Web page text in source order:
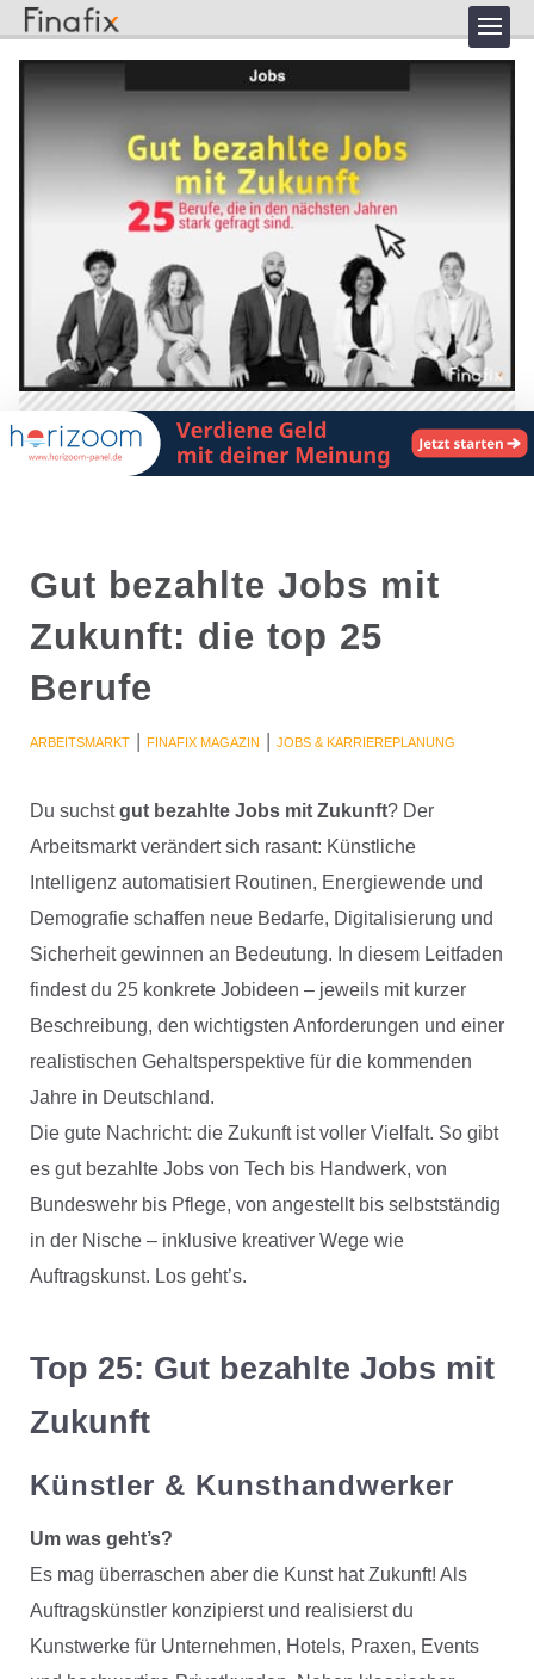
Gut bezahlte Jobs mit
Zukunft: die top 25
Berufe
ARBEITSMARKT| FINAFIX MAGAZIN | JOBS & KARRIEREPLANUNG
Du suchstgut bezahlte Jobs mit Zukunft? Der
Arbeitsmarkt verändert sich rasant: Künstliche
Intelligenz automatisiert Routinen, Energiewende und
Demografie schaffen neue Bedarfe, Digitalisierung und
Sicherheit gewinnen an Bedeutung. In diesem Leitfaden
findest du 25 konkrete Jobideen – jeweils mit kurzer
Beschreibung, den wichtigsten Anforderungen und einer
realistischen Gehaltsperspektive für die kommenden
Jahre in Deutschland.
Die gute Nachricht: die Zukunft ist voller Vielfalt. So gibt
es gut bezahlte Jobs von Tech bis Handwerk, von
Bundeswehr bis Pflege, von angestellt bis selbstständig
in der Nische – inklusive kreativer Wege wie
Auftragskunst. Los geht’s.
Top 25: Gut bezahlte Jobs mit
Zukunft
Künstler & Kunsthandwerker
Um was geht’s?
Es mag überraschen aber die Kunst hat Zukunft! Als
Auftragskünstler konzipierst und realisierst du
Kunstwerke für Unternehmen, Hotels, Praxen, Events